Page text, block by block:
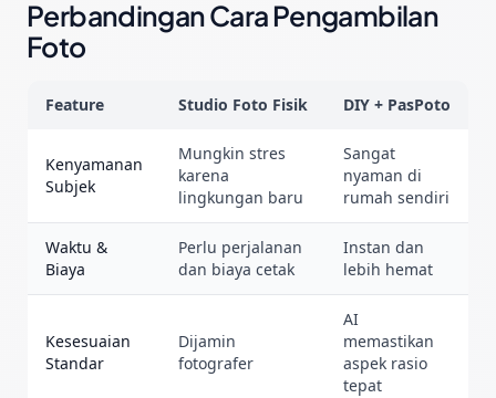
Perbandingan Cara Pengambilan
Foto
Feature Studio Foto Fisik DIY + PasPoto
Kenyamanan
Subjek
Mungkin stres
karena
lingkungan baru
Sangat
nyaman di
rumah sendiri
Waktu &
Biaya
Perlu perjalanan
dan biaya cetak
Instan dan
lebih hemat
Kesesuaian
Standar
Dijamin
fotografer
AI
memastikan
aspek rasio
tepat